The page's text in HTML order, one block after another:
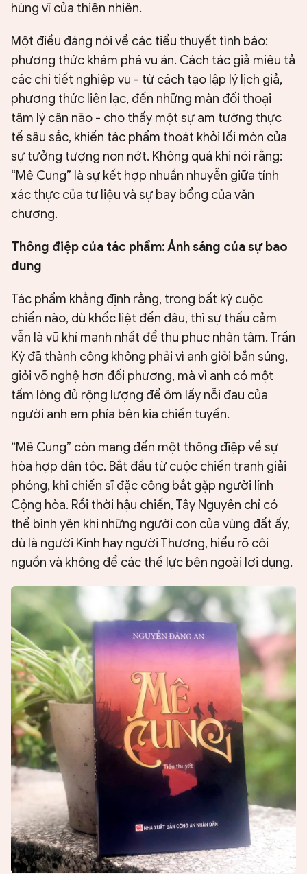
hùng vĩ của thiên nhiên.
Một điều đáng nói về các tiểu thuyết tình báo:
phương thức khám phá vụ án. Cách tác giả miêu tả
các chi tiết nghiệp vụ - từ cách tạo lập lý lịch giả,
phương thức liên lạc, đến những màn đối thoại
tâm lý cân não - cho thấy một sự am tường thực
tế sâu sắc, khiến tác phẩm thoát khỏi lối mòn của
sự tưởng tượng non nớt. Không quá khi nói rằng:
“Mê Cung” là sự kết hợp nhuần nhuyễn giữa tính
xác thực của tư liệu và sự bay bổng của văn
chương.
Thông điệp của tác phẩm: Ánh sáng của sự bao
dung
Tác phẩm khẳng định rằng, trong bất kỳ cuộc
chiến nào, dù khốc liệt đến đâu, thì sự thấu cảm
vẫn là vũ khí mạnh nhất để thu phục nhân tâm. Trần
Kỳ đã thành công không phải vì anh giỏi bắn súng,
giỏi võ nghệ hơn đối phương, mà vì anh có một
tấm lòng đủ rộng lượng để ôm lấy nỗi đau của
người anh em phía bên kia chiến tuyến.
“Mê Cung” còn mang đến một thông điệp về sự
hòa hợp dân tộc. Bắt đầu từ cuộc chiến tranh giải
phóng, khi chiến sĩ đặc công bắt gặp người lính
Cộng hòa. Rồi thời hậu chiến, Tây Nguyên chỉ có
thể bình yên khi những người con của vùng đất ấy,
dù là người Kinh hay người Thượng, hiểu rõ cội
nguồn và không để các thế lực bên ngoài lợi dụng.